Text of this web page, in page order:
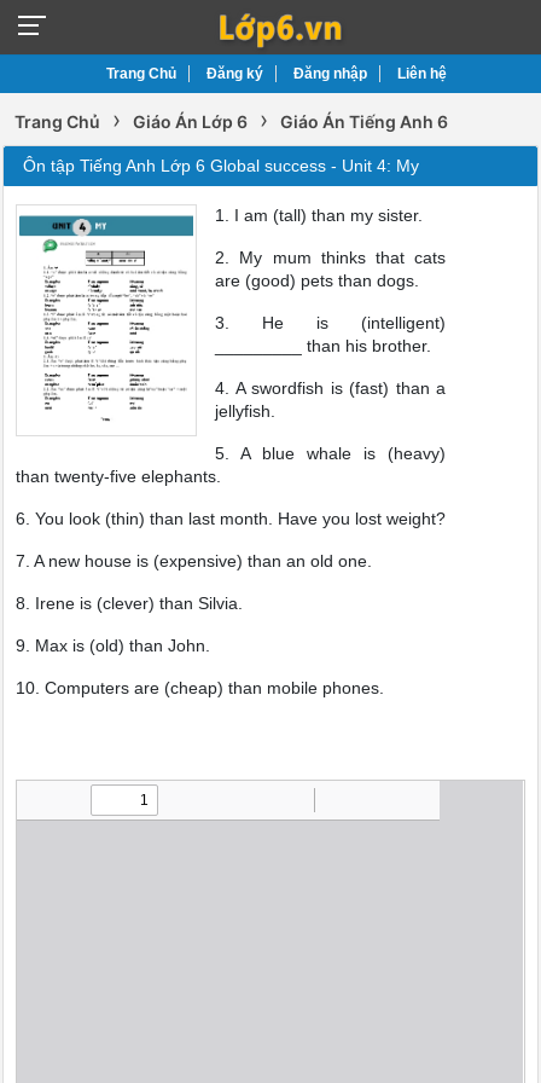
Trang Chủ Đăng ký Đăng nhập Liên hệ
Trang Chủ › Giáo Án Lớp 6 › Giáo Án Tiếng Anh 6
Ôn tập Tiếng Anh Lớp 6 Global success - Unit 4: My
1. I am (tall) than my sister.
2. My mum thinks that cats
are (good) pets than dogs.
3. He is (intelligent)
_________ than his brother.
4. A swordfish is (fast) than a
jellyfish.
5. A blue whale is (heavy)
than twenty-five elephants.
6. You look (thin) than last month. Have you lost weight?
7. A new house is (expensive) than an old one.
8. Irene is (clever) than Silvia.
9. Max is (old) than John.
10. Computers are (cheap) than mobile phones.